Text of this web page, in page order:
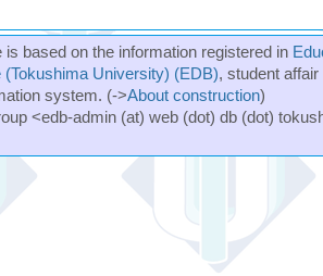
is based on the information registered in
(Tokushima University) (EDB), student
system. (->About construction)
<edb-admin (at) web (dot) db (dot)